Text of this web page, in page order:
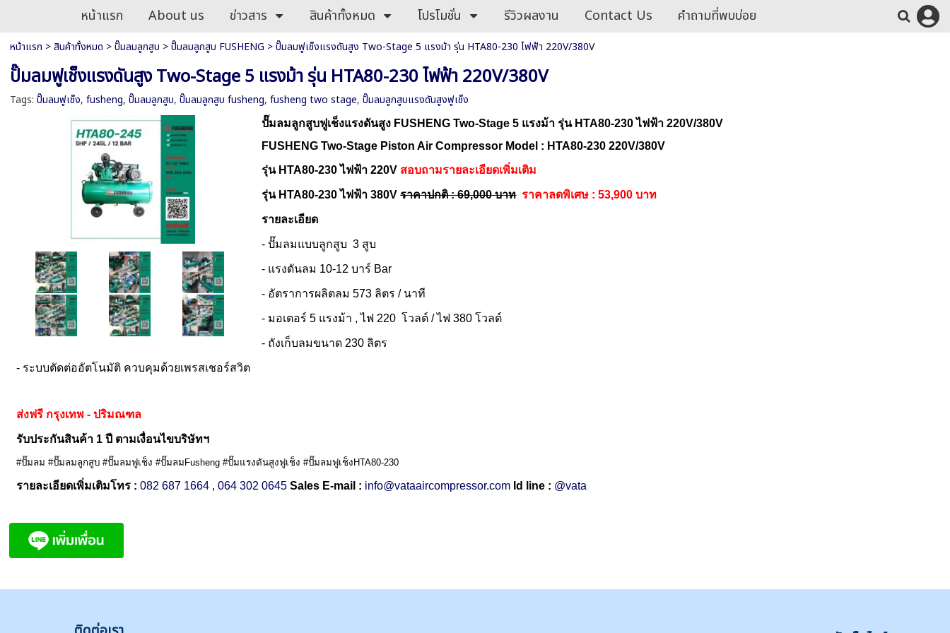
หน้าแรก About us ข่าวสาร สินค้าทั้งหมด โปรโมชั่น รีวิวผลงาน Contact Us คำถามที่พบบ่อย
หน้าแรก >สินค้าทั้งหมด >ปั๊มลมลูกสูบ >ปั๊มลมลูกสูบ FUSHENG >ปั๊มลมฟูเช็งแรงดันสูง Two-Stage 5 แรงม้า รุ่น HTA80-230 ไฟฟ้า 220V/380V
ปั๊มลมฟูเช็งแรงดันสูง Two-Stage 5 แรงม้า รุ่น HTA80-230 ไฟฟ้า 220V/380V
Tags: ปั๊มลมฟูเช็ง, fusheng, ปั๊มลมลูกสูบ, ปั๊มลมลูกสูบ fusheng, fusheng two stage, ปั๊มลมลูกสูบแรงดันสูงฟูเช็ง
ปั๊มลมลูกสูบฟูเช็งแรงดันสูง FUSHENG Two-Stage5 แรงม้า รุ่น HTA80-230 ไฟฟ้า 220V/380V
FUSHENG Two-Stage Piston Air Compressor Model : HTA80-230 220V/380V
รุ่น HTA80-230 ไฟฟ้า 220V สอบถามรายละเอียดเพิ่มเติม
รุ่น HTA80-230 ไฟฟ้า 380V ราคาปกติ : 69,000 บาทราคาลดพิเศษ : 53,900 บาท
รายละเอียด
- ปั๊มลมแบบลูกสูบ 3 สูบ
- แรงดันลม 10-12 บาร์ Bar
- อัตราการผลิตลม 573 ลิตร / นาที
- มอเตอร์ 5 แรงม้า , ไฟ 220 โวลต์ / ไฟ 380 โวลต์
- ถังเก็บลมขนาด 230 ลิตร
- ระบบตัดต่ออัตโนมัติ ควบคุมด้วยเพรสเชอร์สวิต
ส่งฟรี กรุงเทพ - ปริมณฑล
รับประกันสินค้า 1 ปี ตามเงื่อนไขบริษัทฯ
#ปั๊มลม #ปั๊มลมลูกสูบ #ปั๊มลมฟูเช็ง #ปั๊มลมFusheng #ปั๊มแรงดันสูงฟูเช็ง #ปั๊มลมฟูเช็งHTA80-230
รายละเอียดเพิ่มเติมโทร :082 687 1664 ,064 302 0645 Sales E-mail : info@vataaircompressor.com Id line : @vata